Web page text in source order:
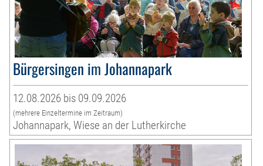
Bürgersingen im Johannapark
12.08.2026 bis 09.09.2026
(mehrere Einzeltermine im Zeitraum)
Johannapark, Wiese an der Lutherkirche